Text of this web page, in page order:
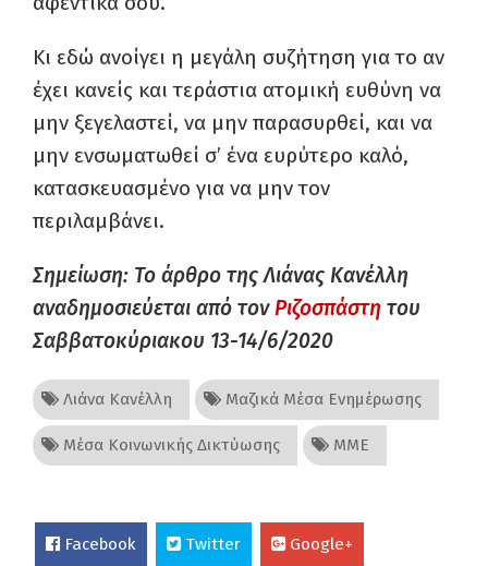
Κι εδώ ανοίγει η μεγάλη συζήτηση για το αν
έχει κανείς και τεράστια ατομική ευθύνη να
μην ξεγελαστεί, να μην παρασυρθεί, και να
μην ενσωματωθεί σ’ ένα ευρύτερο καλό,
κατασκευασμένο για να μην τον
περιλαμβάνει.
Σημείωση: Το άρθρο της Λιάνας Κανέλλη
αναδημοσιεύεται από τονΡιζοσπάστη του
Σαββατοκύριακου 13-14/6/2020
Λιάνα Κανέλλη Μαζικά Μέσα Ενημέρωσης
Μέσα Κοινωνικής Δικτύωσης ΜΜΕ
Facebook Twitter Google+